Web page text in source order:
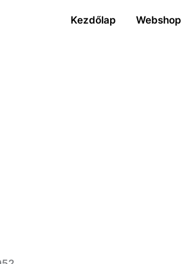
Kezdőlap Webshop